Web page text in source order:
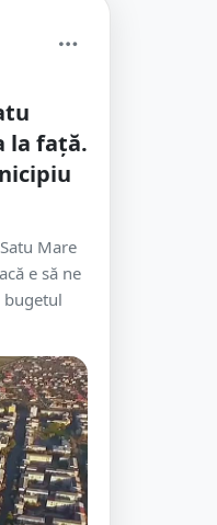
la față.
Mare
e să ne
bugetul